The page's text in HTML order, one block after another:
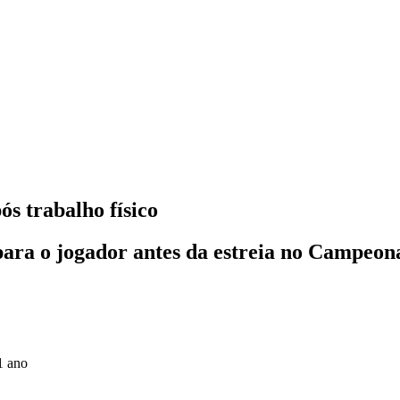
trabalho físico
o jogador antes da estreia no
ano